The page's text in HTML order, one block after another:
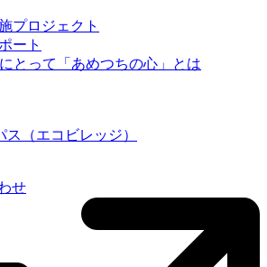
プロジェクト
ート
とって「あめつちの心」とは
（エコビレッジ）
せ